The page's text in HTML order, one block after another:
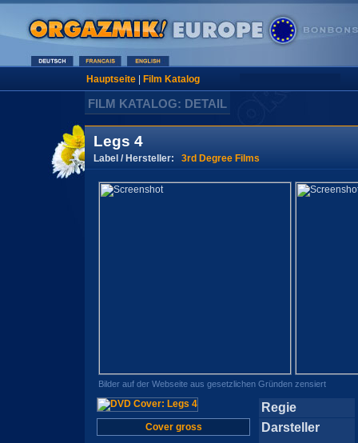
Hauptseite| Film Katalog
FILM KATALOG: DETAIL
Legs 4
Label / Hersteller: 3rd Degree Films
Bilder auf der Webseite aus gesetzlichen Gründen zensiert
Cover gross
Regie
Darsteller